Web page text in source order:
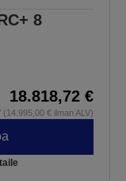
8
18.818,72 €
(14.995,00 € ilman ALV)